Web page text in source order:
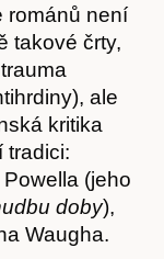
románů není
takové črty,
ale
kritika
tradici:
(jeho
doby),
Waugha.